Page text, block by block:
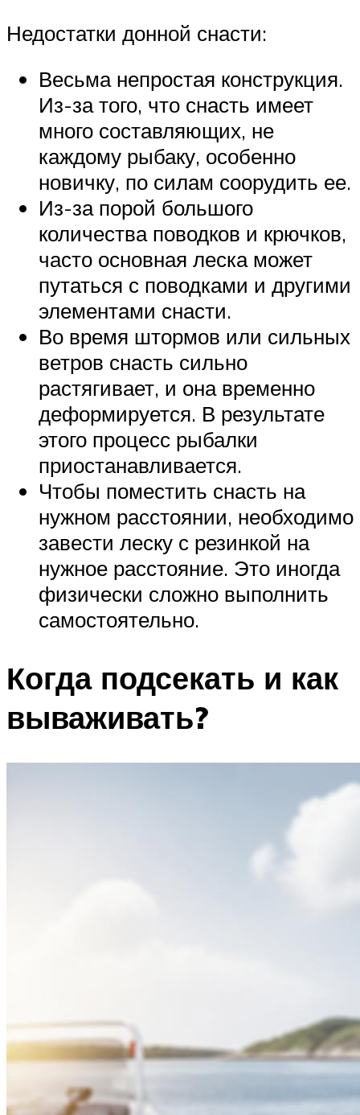
Недостатки донной снасти:
Весьма непростая конструкция.
Из-за того, что снасть имеет
много составляющих, не
каждому рыбаку, особенно
новичку, по силам соорудить ее.
Из-за порой большого
количества поводков и крючков,
часто основная леска может
путаться с поводками и другими
элементами снасти.
Во время штормов или сильных
ветров снасть сильно
растягивает, и она временно
деформируется. В результате
этого процесс рыбалки
приостанавливается.
Чтобы поместить снасть на
нужном расстоянии, необходимо
завести леску с резинкой на
нужное расстояние. Это иногда
физически сложно выполнить
самостоятельно.
Когда подсекать и как
вываживать?